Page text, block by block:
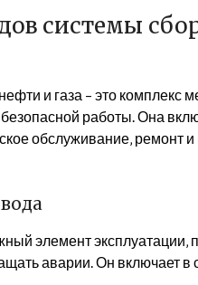
системы
и газа – это комплекс
работы. Она
обслуживание‚ ремонт
элемент
аварии. Он включает в